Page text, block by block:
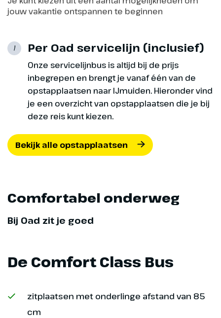
Dag 7
West Highland Line
280 km
We rijden naar het treinstation
van Fort William waar we aan
boord stappen van de Scotrail
rijden we over het beroemde
Glenfinnan Viaduct, beroemd
geworden door de films van
gezellige vissersdorpje Mallaig.
Voor vertrek in juli 2026 doen we
jouw vakantie ontspannen te beginnen
1 Per Oad servicelijn (inclusief)
Onze servicelijnbus is altijd bij de prijs
inbegrepen en brengt je vanaf één van de
opstapplaatsen naar IJmuiden. Hieronder vind
je een overzicht van opstapplaatsen die je bij
deze reis kunt kiezen.
Bekijk alle opstapplaatsen
Comfortabel onderweg
Bij Oad zit je goed
De Comfort Class Bus
zitplaatsen met onderlinge afstand van 85
cm